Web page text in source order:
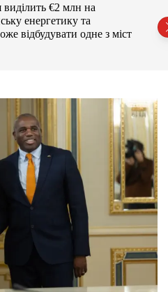
р
виділить €2 млн на
енергетику та
відбудувати одне з міст